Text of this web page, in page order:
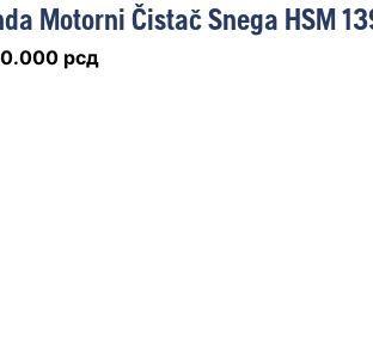
Motorni Čistač Snega HSM
рсд